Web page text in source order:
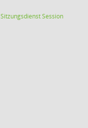
SitzungsdienstSession(Wird in